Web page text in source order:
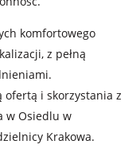
komfortowego
z pełną
ofertą i skorzystania z
w Osiedlu w
Krakowa.